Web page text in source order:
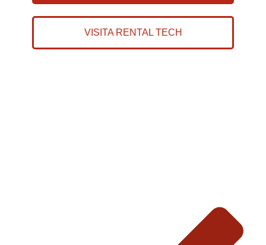
VISITA RENTAL TECH